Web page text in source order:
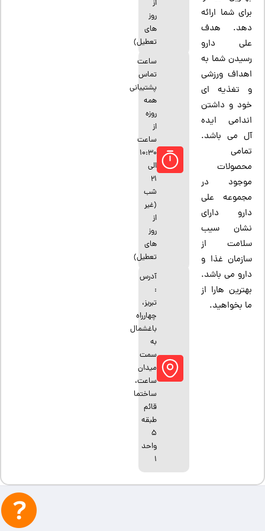
برای شما ارائه
دهد. هدف
علی دارو
رسیدن شما به
اهداف ورزشی
و تغذیه ای
خود و داشتن
اندامی ایده
آل می باشد.
تمامی
محصولات
موجود در
مجموعه علی
دارو دارای
نشان سیب
سلامت از
سازمان غذا و
دارو می باشد.
بهترین هارا از
ما بخواهید.
از
روز
های
تعطیل)
ساعت
تماس
پشتیبانی
همه
روزه
از
ساعت
10:30
الی
21
شب
(غیر
از
روز
های
تعطیل)
آدرس
:
تبریز،
چهارراه
باغشمال
به
سمت
میدان
ساعت،
ساختما
قائم
طبقه
5
واحد
1